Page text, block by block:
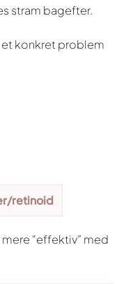
stram bagefter.
et konkret problem
retinoid
“effektiv” med